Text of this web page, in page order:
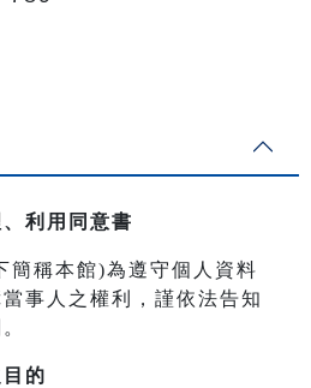
利用同意書
簡稱本館)為遵守個人資料
事人之權利，謹依法告知
的